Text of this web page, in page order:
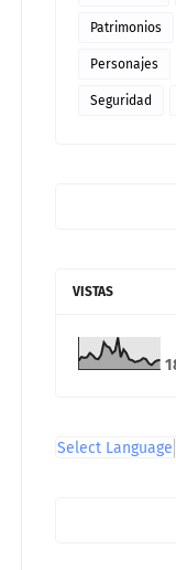
Patrimonios
Personajes
Seguridad
VISTAS
1
Select Language